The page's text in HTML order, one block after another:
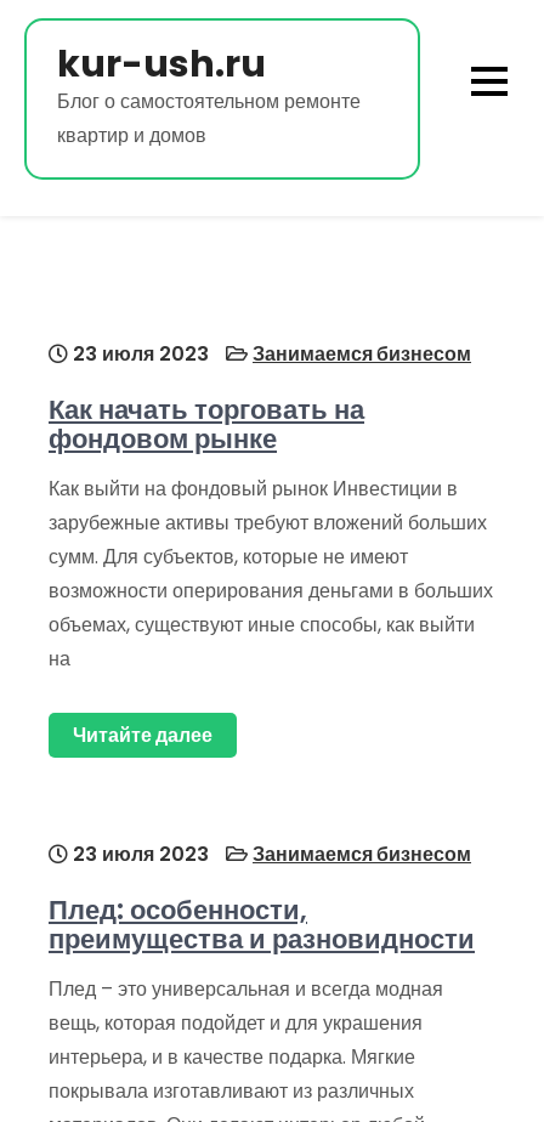
Перейти
содержимомуkur-ush.ru
Блог о самостоятельном ремонте
квартир и домов
23 июля 2023 Занимаемся бизнесом
Как начать торговать на
фондовом рынке
Как выйти на фондовый рынок Инвестиции в
зарубежные активы требуют вложений больших
сумм. Для субъектов, которые не имеют
возможности оперирования деньгами в больших
объемах, существуют иные способы, как выйти
на
Читайте далее
23 июля 2023 Занимаемся бизнесом
Плед: особенности,
преимущества и разновидности
Плед – это универсальная и всегда модная
вещь, которая подойдет и для украшения
интерьера, и в качестве подарка. Мягкие
покрывала изготавливают из различных